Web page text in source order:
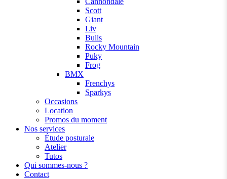
Scott
Giant
Liv
Bulls
Rocky Mountain
Puky
Frog
BMX
Frenchys
Sparkys
Occasions
Location
Promos du moment
Nos services
Étude posturale
Atelier
Tutos
Qui sommes-nous ?
Contact